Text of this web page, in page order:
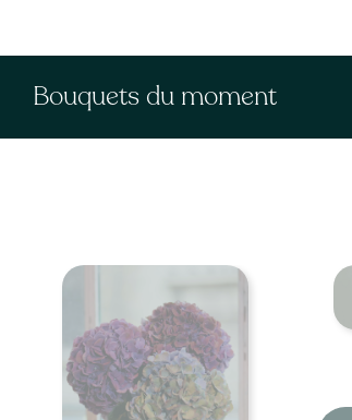
Bouquets du moment